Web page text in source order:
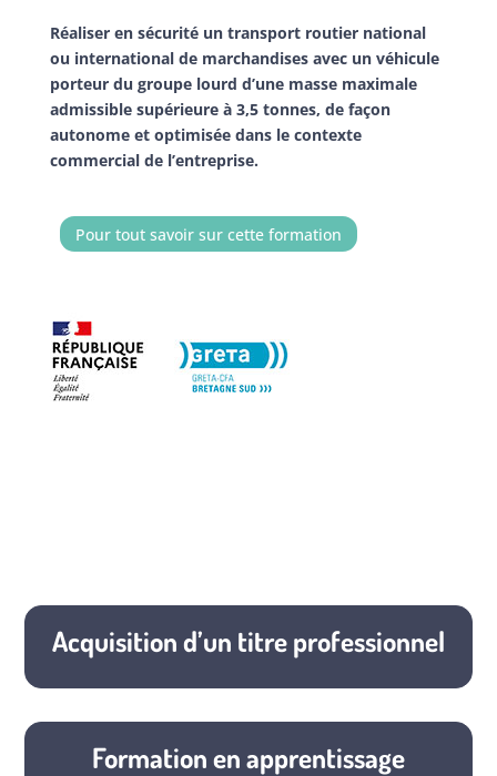
Réaliser en sécurité un transport routier national
ou international de marchandises avec un véhicule
porteur du groupe lourd d’une masse maximale
admissible supérieure à 3,5 tonnes, de façon
autonome et optimisée dans le contexte
commercial de l’entreprise.
Pour tout savoir sur cette formation
Acquisition d’un titre professionnel
Formation en apprentissage